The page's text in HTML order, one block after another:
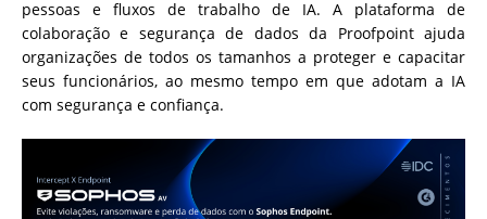
pessoas e fluxos de trabalho de IA. A plataforma de
colaboração e segurança de dados da Proofpoint ajuda
organizações de todos os tamanhos a proteger e capacitar
seus funcionários, ao mesmo tempo em que adotam a IA
com segurança e confiança.